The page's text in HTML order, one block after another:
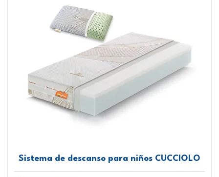
Sistema de descanso para niños CUCCIOLO